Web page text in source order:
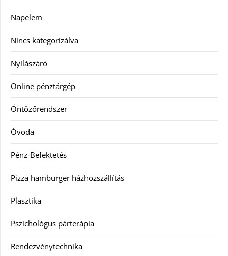
Napelem
Nincs kategorizálva
Nyílászáró
Online pénztárgép
Öntözőrendszer
Óvoda
Pénz-Befektetés
Pizza hamburger házhozszállítás
Plasztika
Pszichológus párterápia
Rendezvénytechnika